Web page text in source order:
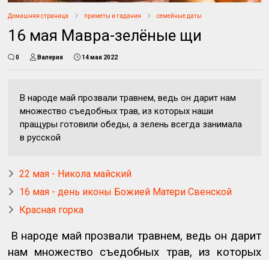
Домашняя страница приметы и гадания семейные даты
16 мая Мавра-зелёные щи
0 Валерия 14 мая 2022
В народе май прозвали травнем, ведь он дарит нам
множество съедобных трав, из которых наши
пращуры готовили обеды, а зелень всегда занимала
в русской
22 мая - Никола майский
16 мая - день иконы Божией Матери Свенской
Красная горка
В народе май прозвали травнем, ведь он дарит
нам множество съедобных трав, из которых